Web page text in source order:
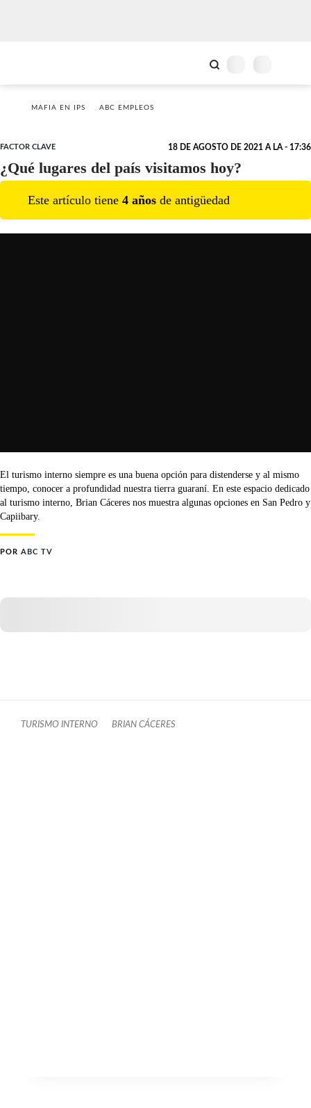
MAFIA EN IPS ABC EMPLEOS
FACTOR CLAVE 18 DE AGOSTO DE 2021 A LA - 17:36
¿Qué lugares del país visitamos hoy?
Este artículo tiene 4 años de antigüedad
El turismo interno siempre es una buena opción para distenderse y al mismo
tiempo, conocer a profundidad nuestra tierra guaraní. En este espacio dedicado
al turismo interno, Brian Cáceres nos muestra algunas opciones en San Pedro y
Capiibary.
POR ABC TV
TURISMO INTERNO BRIAN CÁCERES